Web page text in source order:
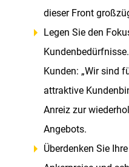
dieser Front
Legen Sie den
Kunden: „Wir sind
attraktive
Anreiz zur
Angebots.
Überdenken Sie